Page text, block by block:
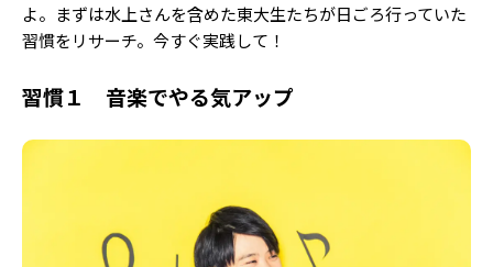
Instagram
FORTUNE
ゲッターズ飯田
MISS SEVENTEEN
バックナンバー
INFORMATION
よ。まずは水上さんを含めた東大生たちが日ごろ行っていた
習慣をリサーチ。今すぐ実践して！
習慣１ 音楽でやる気アップ